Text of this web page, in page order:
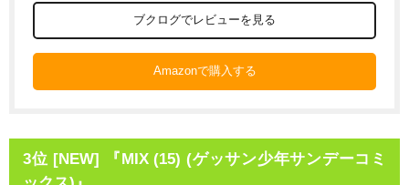
ブクログでレビューを見る
Amazonで購入する
3位 [NEW] 『MIX (15) (ゲッサン少年サンデーコミ